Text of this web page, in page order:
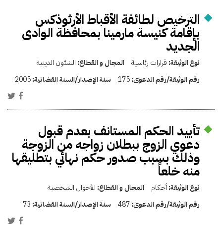
الترخيص لطائفة الأقباط الأرثوذكس
بإقامة كنيسة مارمينا بمحافظة الوادى
الجديد
نوع الوثيقة: قرارات رئاسية المجال و القطاع: الشئون الدينية
رقم الوثيقة/رقم الدعوى:175 سنة الإصدار/السنة القضائية:2005
تأييد الحكم المستانف بعدم قبول
دعوي الزوج ببطلان زواجه من الزوجة
وذلك بسبب صدور حكم نهائي بتطليقها
منه خلعاً
نوع الوثيقة:أحكام المجال و القطاع: الأحوال الشخصية
رقم الوثيقة/رقم الدعوى:487 سنة الإصدار/السنة القضائية: 73